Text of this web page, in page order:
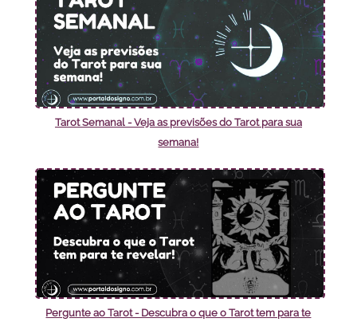
Tarot Semanal - Veja as previsões do Tarot para sua
semana!
Pergunte ao Tarot - Descubra o que o Tarot tem para te